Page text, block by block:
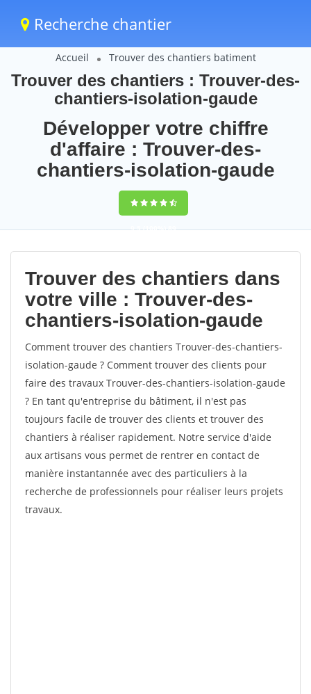
Recherche chantier
Accueil Trouver des chantiers batiment
Trouver des chantiers : Trouver-des-
chantiers-isolation-gaude
Développer votre chiffre
d'affaire : Trouver-des-
chantiers-isolation-gaude
9,5(100%)89
votes
Trouver des chantiers dans
votre ville : Trouver-des-
chantiers-isolation-gaude
Comment trouver des chantiers Trouver-des-chantiers-
isolation-gaude ? Comment trouver des clients pour
faire des travaux Trouver-des-chantiers-isolation-gaude
? En tant qu'entreprise du bâtiment, il n'est pas
toujours facile de trouver des clients et trouver des
chantiers à réaliser rapidement. Notre service d'aide
aux artisans vous permet de rentrer en contact de
manière instantannée avec des particuliers à la
recherche de professionnels pour réaliser leurs projets
travaux.